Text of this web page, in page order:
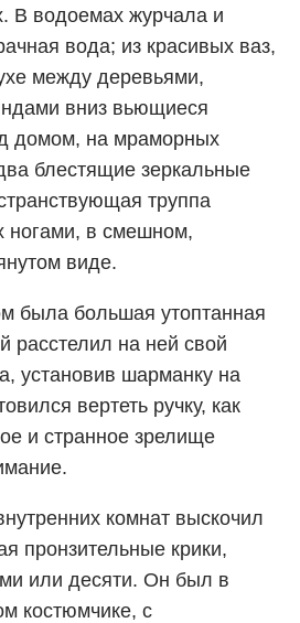
В водоемах журчала и
вода; из красивых ваз,
между деревьями,
вниз вьющиеся
домом, на мраморных
блестящие зеркальные
труппа
ногами, в смешном,
виде.
была большая утоптанная
расстелил на ней свой
установив шарманку на
вертеть ручку, как
и странное зрелище
комнат выскочил
пронзительные крики,
или десяти. Он был в
костюмчике, с